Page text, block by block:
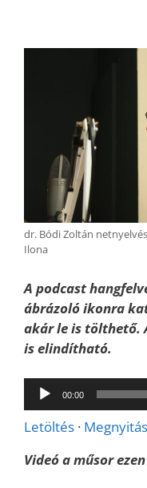
dr. Bódi Zoltán
Ilona
A podcast
ábrázoló ikonra
akár le is tölthető.
is elindítható.
Audió
lejátszó
00:00
Letöltés ·
Videó a műsor